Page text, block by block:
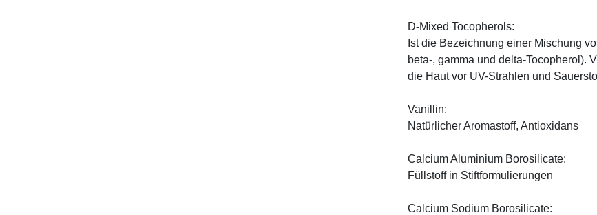
D-Mixed Tocopherols:
Ist die Bezeichnung einer Mischung
beta-, gamma und delta-Tocopherol).
die Haut vor UV-Strahlen und
Vanillin:
Natürlicher Aromastoff, Antioxidans
Calcium Aluminium Borosilicate:
Füllstoff in Stiftformulierungen
Calcium Sodium Borosilicate: